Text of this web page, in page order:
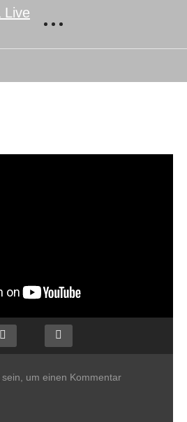
sein, um einen Kommentar